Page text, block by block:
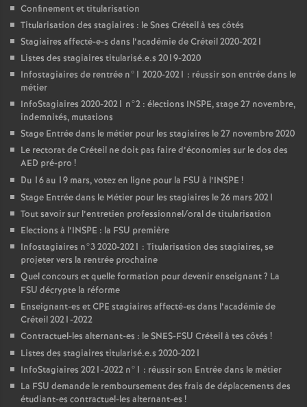
Confinement et titularisation
Titularisation des stagiaires : le Snes Créteil à tes côtés
Stagiaires affecté-e-s dans l’académie de Créteil 2020-2021
Listes des stagiaires titularisé.e.s 2019-2020
Infostagiaires de rentrée n°1 2020-2021 : réussir son entrée dans le
métier
InfoStagiaires 2020-2021 n°2 : élections INSPE, stage 27 novembre,
indemnités, mutations
Stage Entrée dans le métier pour les stagiaires le 27 novembre 2020
Le rectorat de Créteil ne doit pas faire d’économies sur le dos des
AED pré-pro !
Du 16 au 19 mars, votez en ligne pour la FSU à l’INSPE !
Stage Entrée dans le Métier pour les stagiaires le 26 mars 2021
Tout savoir sur l’entretien professionnel/oral de titularisation
Elections à l’INSPE : la FSU première
Infostagiaires n°3 2020-2021 : Titularisation des stagiaires, se
projeter vers la rentrée prochaine
Quel concours et quelle formation pour devenir enseignant? La
FSU décrypte la réforme
Enseignant-es etCPE stagiaires affecté-es dans l’académie de
Créteil 2021-2022
Contractuel-les alternant-es : leSNES-FSU Créteil à tes côtés !
Listes des stagiaires titularisé.e.s 2020-2021
InfoStagiaires 2021-2022 n°1 : réussir son Entrée dans le métier
La FSU demande le remboursement des frais de déplacements des
étudiant-es contractuel-les alternant-es !